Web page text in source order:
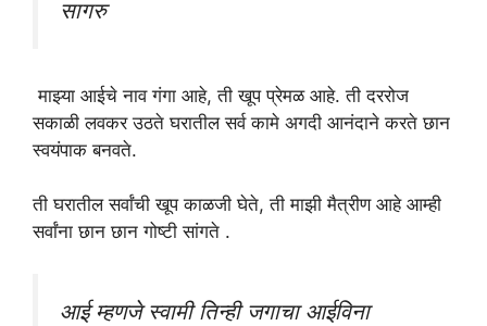
सागरु
माझ्या आईचे नाव गंगा आहे, ती खूप प्रेमळ आहे. ती दररोज
सकाळी लवकर उठते घरातील सर्व कामे अगदी आनंदाने करते छान
स्वयंपाक बनवते.
ती घरातील सर्वांची खूप काळजी घेते, ती माझी मैत्रीण आहे आम्ही
सर्वांना छान छान गोष्टी सांगते .
आई म्हणजे स्वामी तिन्ही जगाचा आईविना